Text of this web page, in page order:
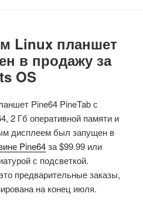
Linux планшет
в продажу за
OS
Pine64 PineTab с
2 Гб оперативной памяти и
дисплеем был запущен в
Pine64за $99.99 или
с подсветкой.
предварительные заказы,
на конец июля.